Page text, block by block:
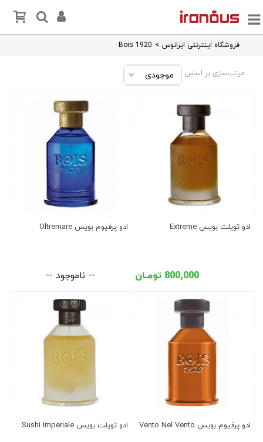
فروشگاه اینترنتی ایرانوس >
Bois 1920
مرتب‌سازی بر اساس:
ادو تویلت بویس Extreme
800,000 تومـان
ادو پرفیوم بویس Oltremare
-- ناموجود --
ادو پرفیوم بویس Vento Nel Vento ادو تویلت بویس Sushi Imperiale